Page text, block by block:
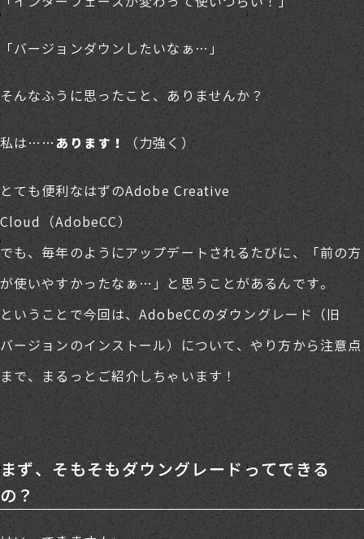
「バージョンダウンしたいなぁ…」
そんなふうに思ったこと、ありませんか？
私は…… あります！ （力強く）
とても便利なはずのAdobe Creative
Cloud（AdobeCC）
でも、毎年のようにアップデートされるたびに、「前の方
が使いやすかったなぁ…」と思うことがあるんです。
ということで今回は、AdobeCCのダウングレード（旧
バージョンのインストール）について、やり方から注意点
まで、まるっとご紹介しちゃいます！
まず、そもそもダウングレードってできる
の？